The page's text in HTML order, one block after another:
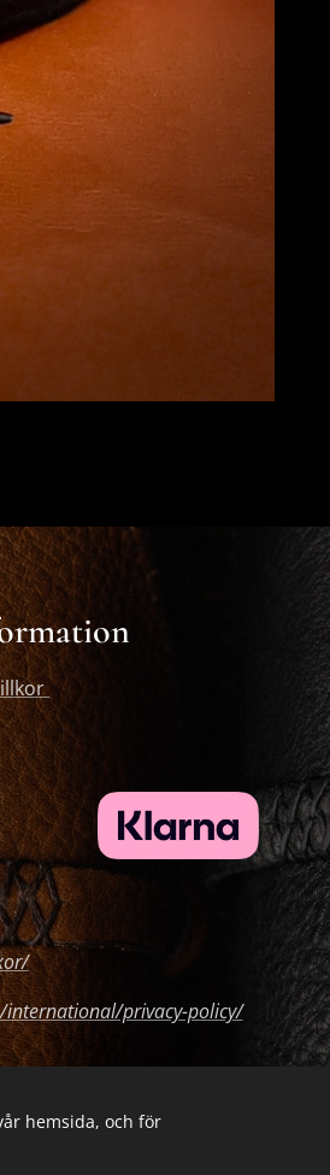
privacy-policy/
hemsida, och för